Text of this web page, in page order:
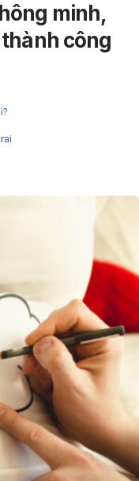
minh,
công